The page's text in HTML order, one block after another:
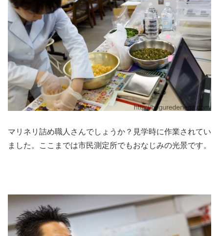
マリネリ詰め職人さんでしょうか？見学時に作業されてい
ました。ここまでは市民測定所でもおなじみの光景です。